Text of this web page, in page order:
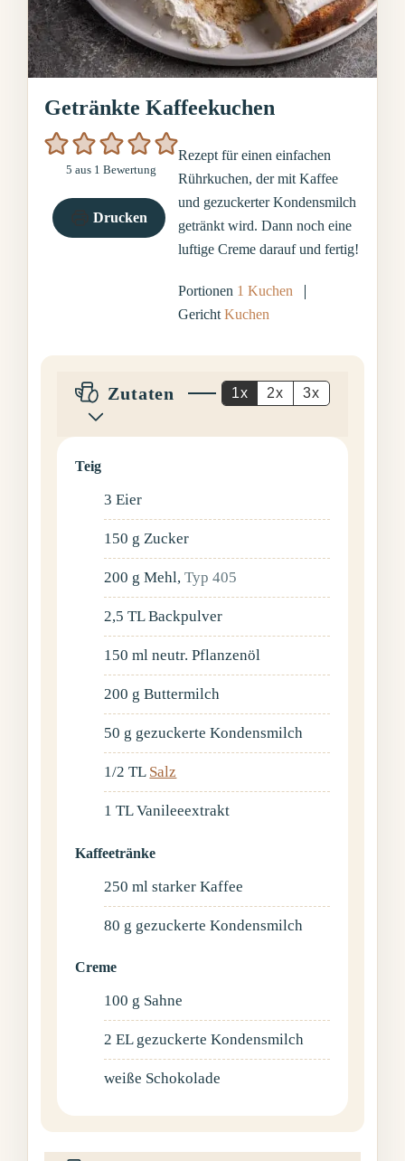
Getränkte Kaffeekuchen
5 aus 1 Bewertung
Drucken
Rezept für einen einfachen
Rührkuchen, der mit Kaffee
und gezuckerter Kondensmilch
getränkt wird. Dann noch eine
luftige Creme darauf und fertig!
Portionen 1 Kuchen
GerichtKuchen
Zutaten 1x 2x 3x
Teig
3 Eier
150 g Zucker
200 g Mehl,Typ 405
2,5 TL Backpulver
150 ml neutr. Pflanzenöl
200 g Buttermilch
50 g gezuckerte Kondensmilch
1/2 TL Salz
1 TL Vanileeextrakt
Kaffeetränke
250 ml starker Kaffee
80 g gezuckerte Kondensmilch
Creme
100 g Sahne
2 EL gezuckerte Kondensmilch
weiße Schokolade